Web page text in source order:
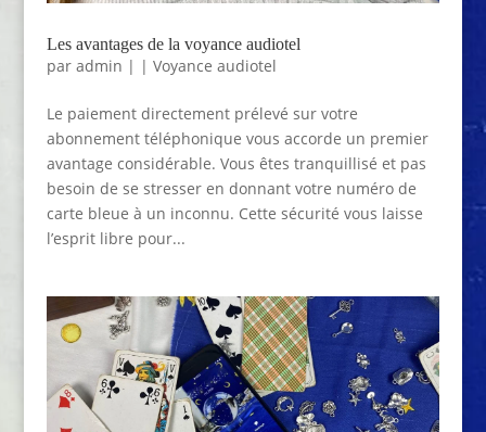
Les avantages de la voyance audiotel
par admin | | Voyance audiotel
Le paiement directement prélevé sur votre
abonnement téléphonique vous accorde un premier
avantage considérable. Vous êtes tranquillisé et pas
besoin de se stresser en donnant votre numéro de
carte bleue à un inconnu. Cette sécurité vous laisse
l’esprit libre pour...